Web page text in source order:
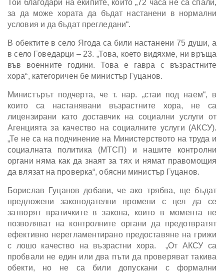
Той благодари на екипите, които „72 часа не са спали,
за да може хората да бъдат настанени в нормални
условия и да бъдат прегледани“.
В обектите в село Ягода са били настанени 75 души, а
в село Говедарци – 23. „Това, което видяхме, ни връща
във военните години. Това е гавра с възрастните
хора“, категоричен бе министър Гуцанов.
Министърът подчерта, че т. нар. „стаи под наем“, в
които са настанявани възрастните хора, не са
лицензирани като доставчик на социални услуги от
Агенцията за качество на социалните услуги (АКСУ).
„Те не са на подчинение на Министерството на труда и
социалната политика (МТСП) и нашите контролни
органи няма как да знаят за тях и нямат правомощия
да влязат на проверка“, обясни министър Гуцанов.
Борислав Гуцанов добави, че ако трябва, ще бъдат
предложени законодателни промени с цел да се
затворят вратичките в закона, които в момента не
позволяват на контролните органи да предотвратят
ефективно нерегламентирано предоставяне на грижи
с лошо качество на възрастни хора. „От АКСУ са
пробвали не един или два пъти да проверяват такива
обекти, но не са били допускани с формални